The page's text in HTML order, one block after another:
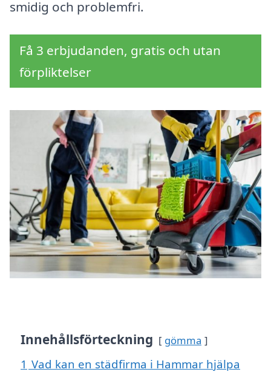
smidig och problemfri.
Få 3 erbjudanden, gratis och utan
förpliktelser
Innehållsförteckning gömma
1 Vad kan en städfirma i Hammar hjälpa